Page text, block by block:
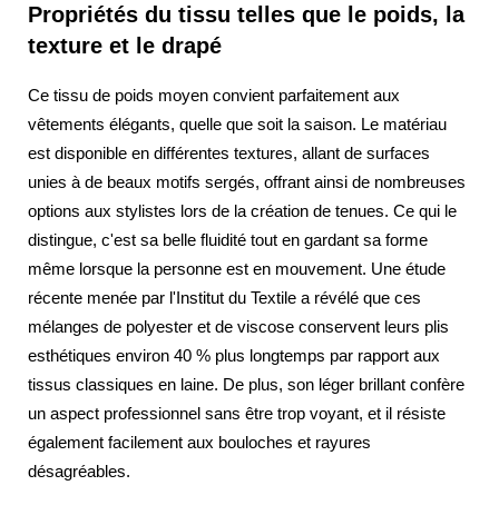
Propriétés du tissu telles que le poids, la
texture et le drapé
Ce tissu de poids moyen convient parfaitement aux
vêtements élégants, quelle que soit la saison. Le matériau
est disponible en différentes textures, allant de surfaces
unies à de beaux motifs sergés, offrant ainsi de nombreuses
options aux stylistes lors de la création de tenues. Ce qui le
distingue, c'est sa belle fluidité tout en gardant sa forme
même lorsque la personne est en mouvement. Une étude
récente menée par l'Institut du Textile a révélé que ces
mélanges de polyester et de viscose conservent leurs plis
esthétiques environ 40 % plus longtemps par rapport aux
tissus classiques en laine. De plus, son léger brillant confère
un aspect professionnel sans être trop voyant, et il résiste
également facilement aux bouloches et rayures
désagréables.